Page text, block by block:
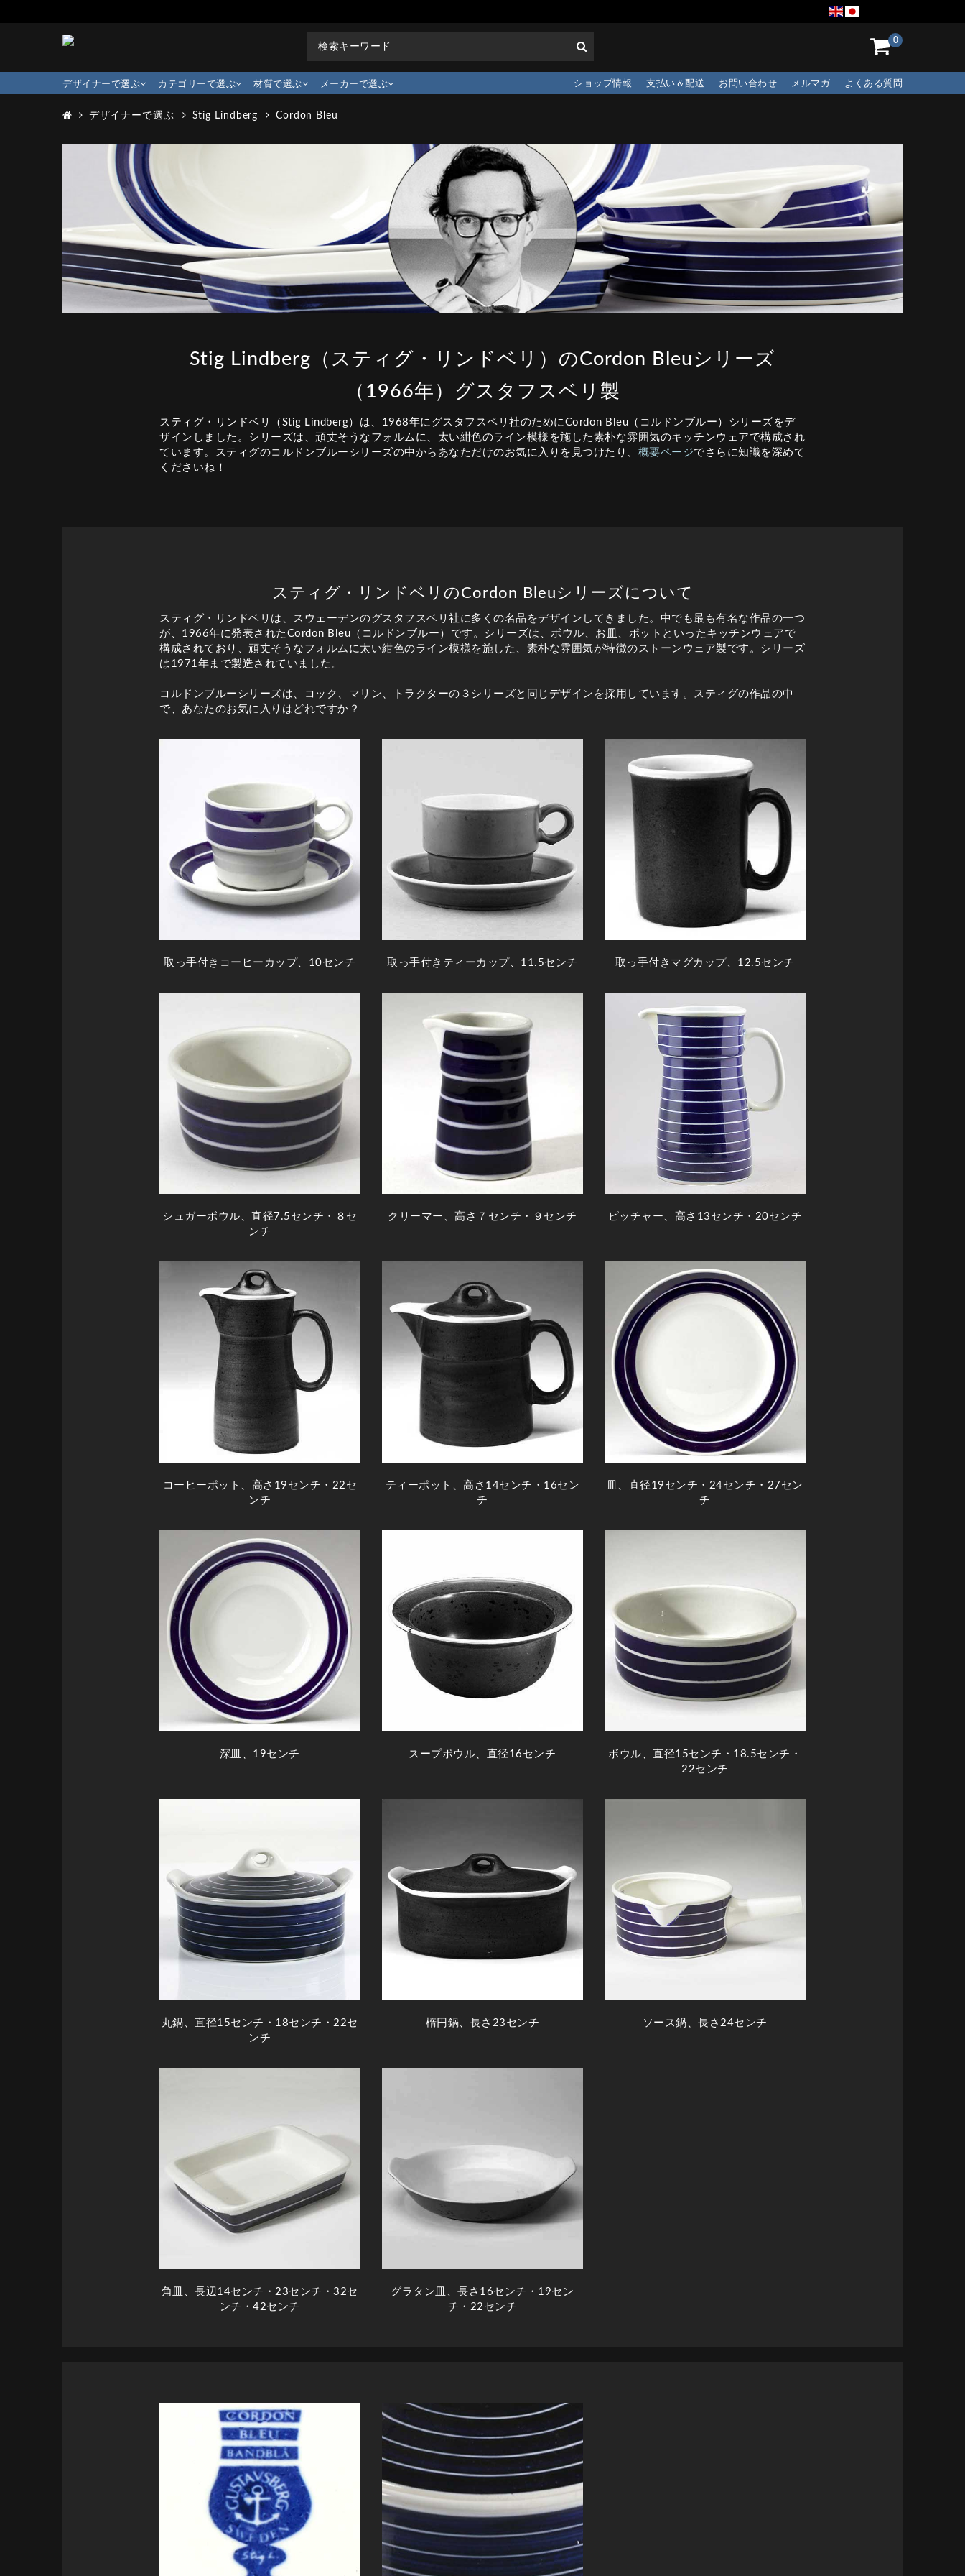
0
デザイナーで選ぶ カテゴリーで選ぶ 材質で選ぶ メーカーで選ぶ よくある質問
メルマガ
お問い合わせ
支払い＆配送
ショップ情報
デザイナーで選ぶ Stig Lindberg Cordon Bleu
Stig Lindberg（スティグ・リンドベリ）のCordon Bleuシリーズ
（1966年）グスタフスベリ製
スティグ・リンドベリ（Stig Lindberg）は、1968年にグスタフスベリ社のためにCordon Bleu（コルドンブルー）シリーズをデ
ザインしました。シリーズは、頑丈そうなフォルムに、太い紺色のライン模様を施した素朴な雰囲気のキッチンウェアで構成され
ています。スティグのコルドンブルーシリーズの中からあなただけのお気に入りを見つけたり、 概要ページでさらに知識を深めて
くださいね！
スティグ・リンドベリのCordon Bleuシリーズについて
スティグ・リンドベリは、スウェーデンのグスタフスベリ社に多くの名品をデザインしてきました。中でも最も有名な作品の一つ
が、1966年に発表されたCordon Bleu（コルドンブルー）です。シリーズは、ボウル、お皿、ポットといったキッチンウェアで
構成されており、頑丈そうなフォルムに太い紺色のライン模様を施した、素朴な雰囲気が特徴のストーンウェア製です。シリーズ
は1971年まで製造されていました。
コルドンブルーシリーズは、コック、マリン、トラクターの３シリーズと同じデザインを採用しています。スティグの作品の中
で、あなたのお気に入りはどれですか？
取っ手付きコーヒーカップ、10センチ 取っ手付きティーカップ、11.5センチ 取っ手付きマグカップ、12.5センチ
シュガーボウル、直径7.5センチ・８セ
ンチ
クリーマー、高さ７センチ・９センチ ピッチャー、高さ13センチ・20センチ
コーヒーポット、高さ19センチ・22セ
ンチ
ティーポット、高さ14センチ・16セン
チ
皿、直径19センチ・24センチ・27セン
チ
深皿、19センチ スープボウル、直径16センチ
ボウル、直径15センチ・18.5センチ・
22センチ
丸鍋、直径15センチ・18センチ・22セ
ンチ
楕円鍋、長さ23センチ ソース鍋、長さ24センチ
角皿、長辺14センチ・23センチ・32セ
ンチ・42センチ
グラタン皿、長さ16センチ・19セン
チ・22センチ